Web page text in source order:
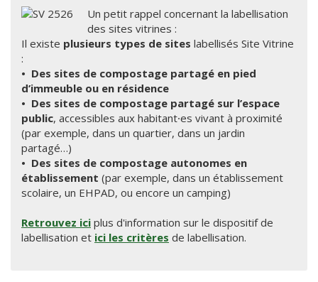
Un petit rappel concernant la labellisation
des sites vitrines :
Il existe plusieurs types de sites labellisés Site Vitrine
:
• Des sites de compostage partagé en pied
d’immeuble ou en résidence
• Des sites de compostage partagé sur l’espace
public, accessibles aux habitant⸱es vivant à proximité
(par exemple, dans un quartier, dans un jardin
partagé…)
• Des sites de compostage autonomes en
établissement (par exemple, dans un établissement
scolaire, un EHPAD, ou encore un camping)
Retrouvez ici plus d'information sur le dispositif de
labellisation et ici les critères de labellisation.